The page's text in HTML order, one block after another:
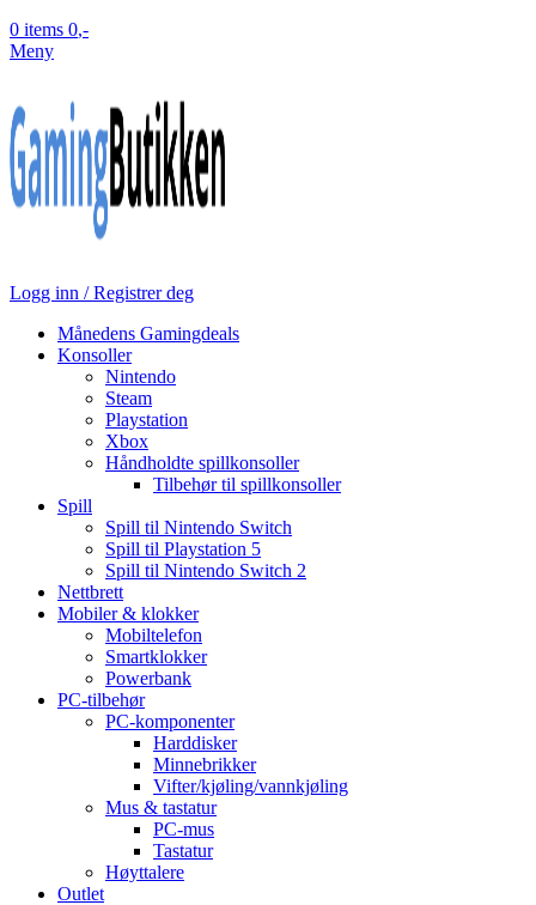
0 items 0,-
Meny
Logg inn / Registrer deg
Månedens Gamingdeals
Konsoller
Nintendo
Steam
Playstation
Xbox
Håndholdte spillkonsoller
Tilbehør til spillkonsoller
Spill
Spill til Nintendo Switch
Spill til Playstation 5
Spill til Nintendo Switch 2
Nettbrett
Mobiler & klokker
Mobiltelefon
Smartklokker
Powerbank
PC-tilbehør
PC-komponenter
Harddisker
Minnebrikker
Vifter/kjøling/vannkjøling
Mus & tastatur
PC-mus
Tastatur
Høyttalere
Outlet